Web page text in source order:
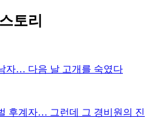
토리
자… 다음 날 고개를 숙였다
후계자… 그런데 그 경비원의 진